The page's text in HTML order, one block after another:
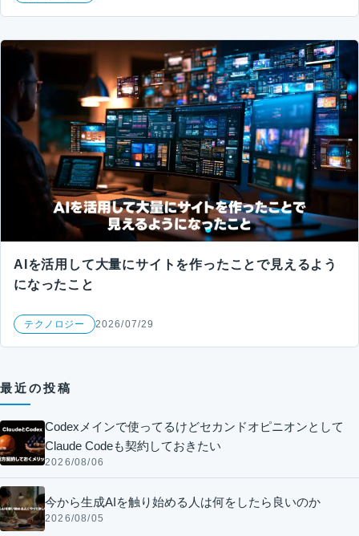
AIを活用して大量にサイトを作ったことで見えるよう
になったこと
テクノロジー 2026/07/29
最近の投稿
Codexメインで使ってるけどセカンドオピニオンとして
Claude Codeも契約しておきたい
2026/08/06
今から生成AIを触り始める人は何をしたら良いのか
2026/08/05